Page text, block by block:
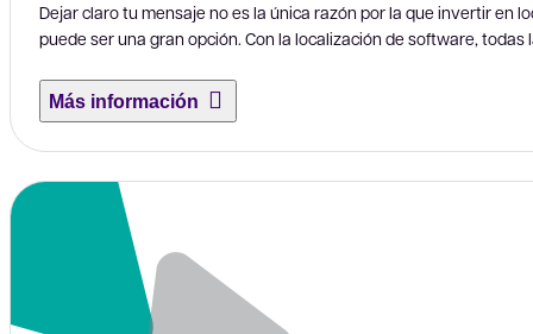
Dejar claro tu mensaje no es la única razón por la que invertir en
puede ser una gran opción. Con la localización de software, todas
Más información